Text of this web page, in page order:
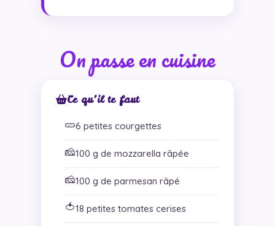
On passe en cuisine
Ce qu’il te faut
🥒6 petites courgettes
🧀100 g de mozzarella râpée
🧀100 g de parmesan râpé
🍅18 petites tomates cerises